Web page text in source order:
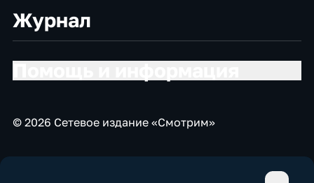
Журнал
© 2026 Сетевое издание «Смотрим»